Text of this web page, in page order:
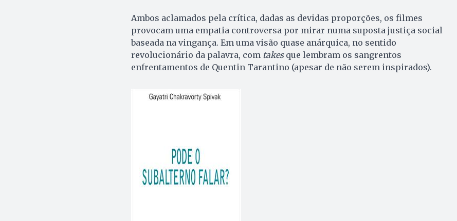
Ambos aclamados pela crítica, dadas as devidas proporções, os filmes
provocam uma empatia controversa por mirar numa suposta justiça social
baseada na vingança. Em uma visão quase anárquica, no sentido
revolucionário da palavra, com takesque lembram os sangrentos
enfrentamentos de Quentin Tarantino (apesar de não serem inspirados).